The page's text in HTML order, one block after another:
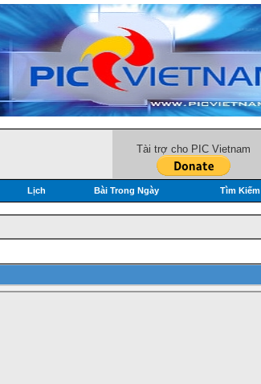
Tài trợ cho PIC Vietnam
Lịch Bài Trong Ngày Tìm Kiếm